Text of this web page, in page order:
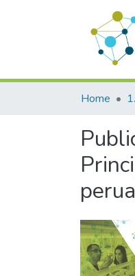
Home